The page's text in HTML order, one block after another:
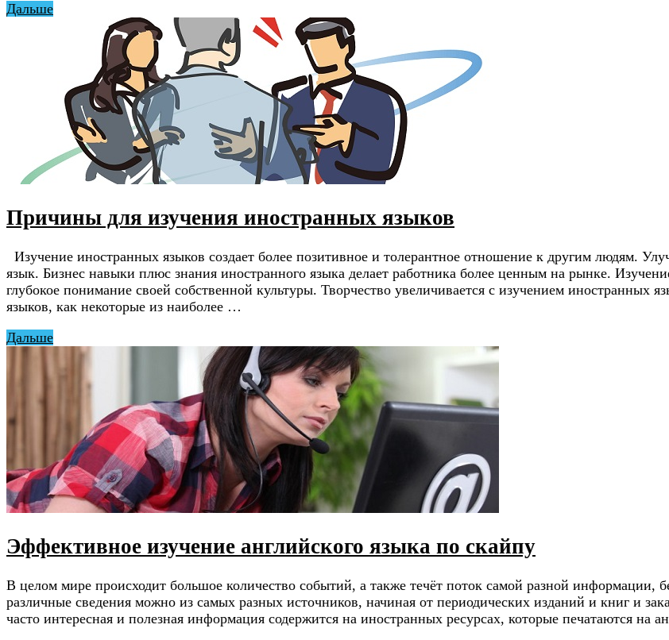
Дальше
Причины для изучения иностранных языков
Изучение иностранных языков создает более позитивное и толерантное отношение к другим людям.
язык. Бизнес навыки плюс знания иностранного языка делает работника более ценным на рынке.
глубокое понимание своей собственной культуры. Творчество увеличивается с изучением
языков, как некоторые из наиболее …
Дальше
Эффективное изучение английского языка по скайпу
В целом мире происходит большое количество событий, а также течёт поток самой разной информации,
различные сведения можно из самых разных источников, начиная от периодических изданий и книг и
часто интересная и полезная информация содержится на иностранных ресурсах, которые печатаются на